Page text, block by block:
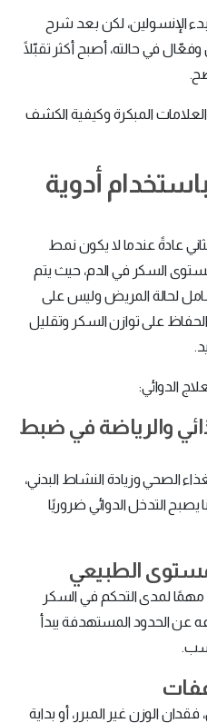
الإنسولين، لكن بعد شرح
في حالته، أصبح أكثر تقبّلًا
المبكرة وكيفية الكشف
أدوية
عادةً عندما لا يكون نمط
السكر في الدم، حيث يتم
شامل لحالة المريض وليس على
على توازن السكر وتقليل
الدوائي:
والرياضة في ضبط
الصحي وزيادة النشاط البدني،
التدخل الدوائي ضروريًا
مهمًا لمدى التحكم في السكر
عن الحدود المستهدفة يبدأ
الوزن غير المبرر، أو بداية